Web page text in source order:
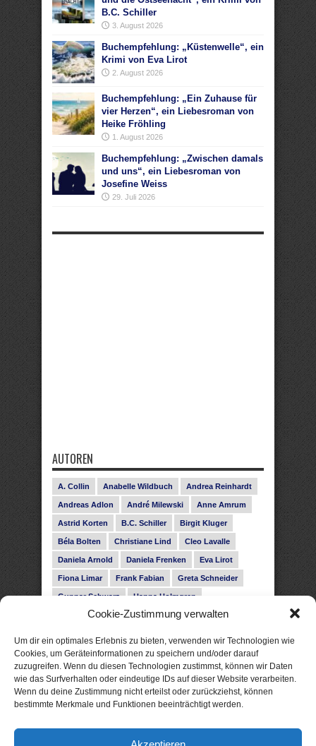
Cookie-Zustimmung verwalten
Um dir ein optimales Erlebnis zu bieten, verwenden wir Technologien wie
Cookies, um Geräteinformationen zu speichern und/oder darauf
zuzugreifen. Wenn du diesen Technologien zustimmst, können wir Daten
wie das Surfverhalten oder eindeutige IDs auf dieser Website verarbeiten.
Wenn du deine Zustimmung nicht erteilst oder zurückziehst, können
bestimmte Merkmale und Funktionen beeinträchtigt werden.
B.C. Schiller
3. August 2026
Buchempfehlung: „Küstenwelle“, ein
Krimi von Eva Lirot
2. August 2026
Buchempfehlung: „Ein Zuhause für
vier Herzen“, ein Liebesroman von
Heike Fröhling
1. August 2026
Buchempfehlung: „Zwischen damals
und uns“, ein Liebesroman von
Josefine Weiss
29. Juli 2026
AUTOREN
A. Collin Anabelle Wildbuch Andrea Reinhardt
Andreas Adlon André Milewski Anne Amrum
Astrid Korten B.C. Schiller Birgit Kluger
Béla Bolten Christiane Lind Cleo Lavalle
Daniela Arnold Daniela Frenken Eva Lirot
Fiona Limar Frank Fabian Greta Schneider
Gunnar Schwarz Hanna Holmgren
Heike Fröhling Ina Glahe Ivo Pala J. Vellguth
Leonie Haubrich Lilly Labord Livia Pipes
Malin Blunk Marcus Hünnebeck Martin Krist
Melisa Schwermer Nele Bruun Nika Lubitsch
Noah Fitz Nora Amelie René Junge
Subina Giuletti